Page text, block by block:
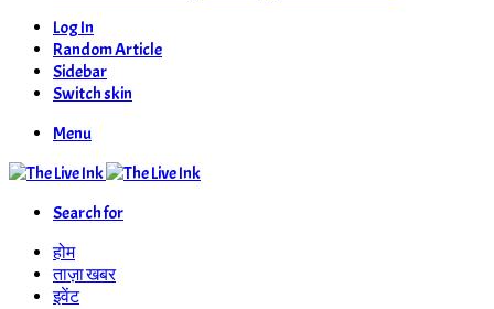
Log In
Random Article
Sidebar
Switch skin
Menu
Search for
होम
ताज़ा खबर
इवेंट